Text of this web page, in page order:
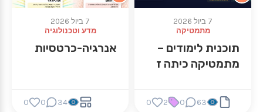
7 ביול 2026
מתמטיקה
תוכנית לימודים –
מתמטיקה כיתה ז
63
0
2
0
7 ביול 2026
מדע וטכנולוגיה
אנרגיה-כרטסיות
34
0
0